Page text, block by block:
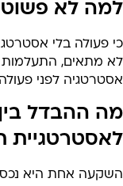
לא פשוט
פעולה בלי
מתאים, התעלמות
לפני
ההבדל
אחת היא נכס